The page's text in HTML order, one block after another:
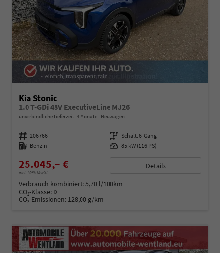
Kia Stonic
1.0 T-GDi 48V ExecutiveLine MJ26
unverbindliche Lieferzeit: 4 Monate Neuwagen
Fahrzeugnummer 206766 Getriebe Schalt. 6-Gang
Kraftstoff Benzin Leistung 85 kW (116 PS)
25.045,– €
incl. 19% MwSt.
Details
Verbrauch kombiniert:5,70 l/100km
CO2-Klasse: D
CO2-Emissionen: 128,00 g/km